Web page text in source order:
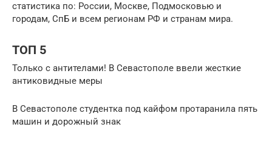
статистика по: России, Москве, Подмосковью и
городам, СпБ и всем регионам РФ и странам мира.
ТОП 5
Только с антителами! В Севастополе ввели жесткие
антиковидные меры
В Севастополе студентка под кайфом протаранила пять
машин и дорожный знак